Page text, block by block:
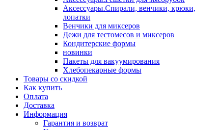
Аксессуары.Спирали, венчики, крюки,
лопатки
Венчики для миксеров
Дежи для тестомесов и миксеров
Кондитерские формы
новинки
Пакеты для вакуумирования
Хлебопекарные формы
Товары со скидкой
Как купить
Оплата
Доставка
Информация
Гарантия и возврат